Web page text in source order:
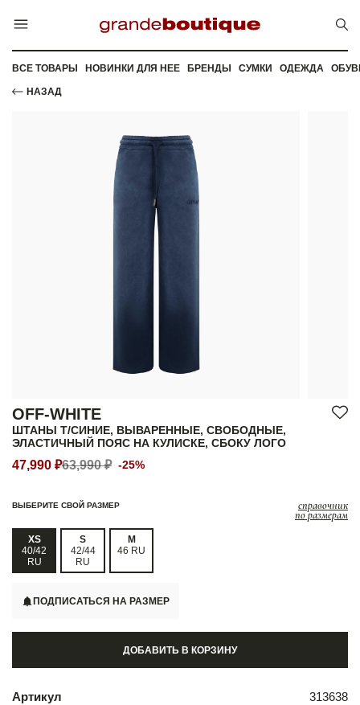
ВСЕ ТОВАРЫ НОВИНКИ ДЛЯ НЕЕ БРЕНДЫ СУМКИ ОДЕЖДА
НАЗАД
OFF-WHITE
ШТАНЫ Т/СИНИЕ, ВЫВАРЕННЫЕ, СВОБОДНЫЕ,
ЭЛАСТИЧНЫЙ ПОЯС НА КУЛИСКЕ, СБОКУ ЛОГО
47,990 ₽63,990 ₽ -25%
ВЫБЕРИТЕ СВОЙ РАЗМЕР справочник
по размерам
XS
40/42
RU
S
42/44
RU
M
46 RU
ПОДПИСАТЬСЯ НА РАЗМЕР
ДОБАВИТЬ В КОРЗИНУ
Артикул
313638